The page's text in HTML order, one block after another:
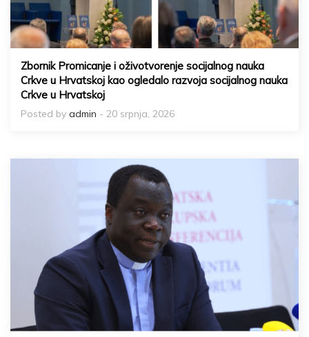
Zbornik Promicanje i oživotvorenje socijalnog nauka
Crkve u Hrvatskoj kao ogledalo razvoja socijalnog nauka
Crkve u Hrvatskoj
Posted by admin - 20 srpnja, 2026